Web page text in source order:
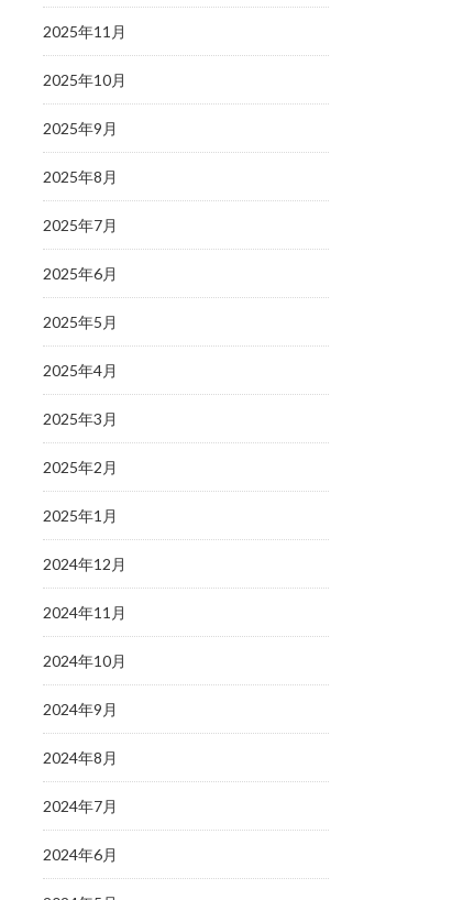
2025年11月
2025年10月
2025年9月
2025年8月
2025年7月
2025年6月
2025年5月
2025年4月
2025年3月
2025年2月
2025年1月
2024年12月
2024年11月
2024年10月
2024年9月
2024年8月
2024年7月
2024年6月